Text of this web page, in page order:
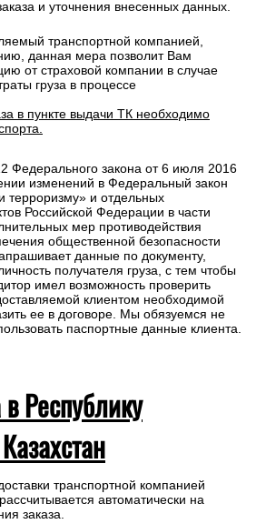
и уточнения внесенных данных.
транспортной компанией,
данная мера позволит Вам
от страховой компании в случае
груза в процессе
в пункте выдачи ТК необходимо
Федерального закона от 6 июля 2016
изменений в Федеральный закон
терроризму» и отдельных
Российской Федерации в части
мер противодействия
общественной безопасности
данные по документу,
получателя груза, с тем чтобы
имел возможность проверить
клиентом необходимой
ее в договоре. Мы обязуемся не
паспортные данные клиента.
Республику
транспортной компанией
автоматически на
заказа.